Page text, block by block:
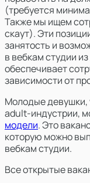
(требуется
Также мы ищем
скаут). Эти
занятость и
в вебкам студии
обеспечивает
зависимости от
Молодые девушки,
adult-индустрии,
модели. Это
которую можно
вебкам студии.
Все открытые